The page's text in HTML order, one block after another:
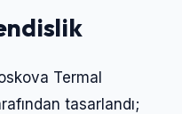
Termal
tasarlandı;